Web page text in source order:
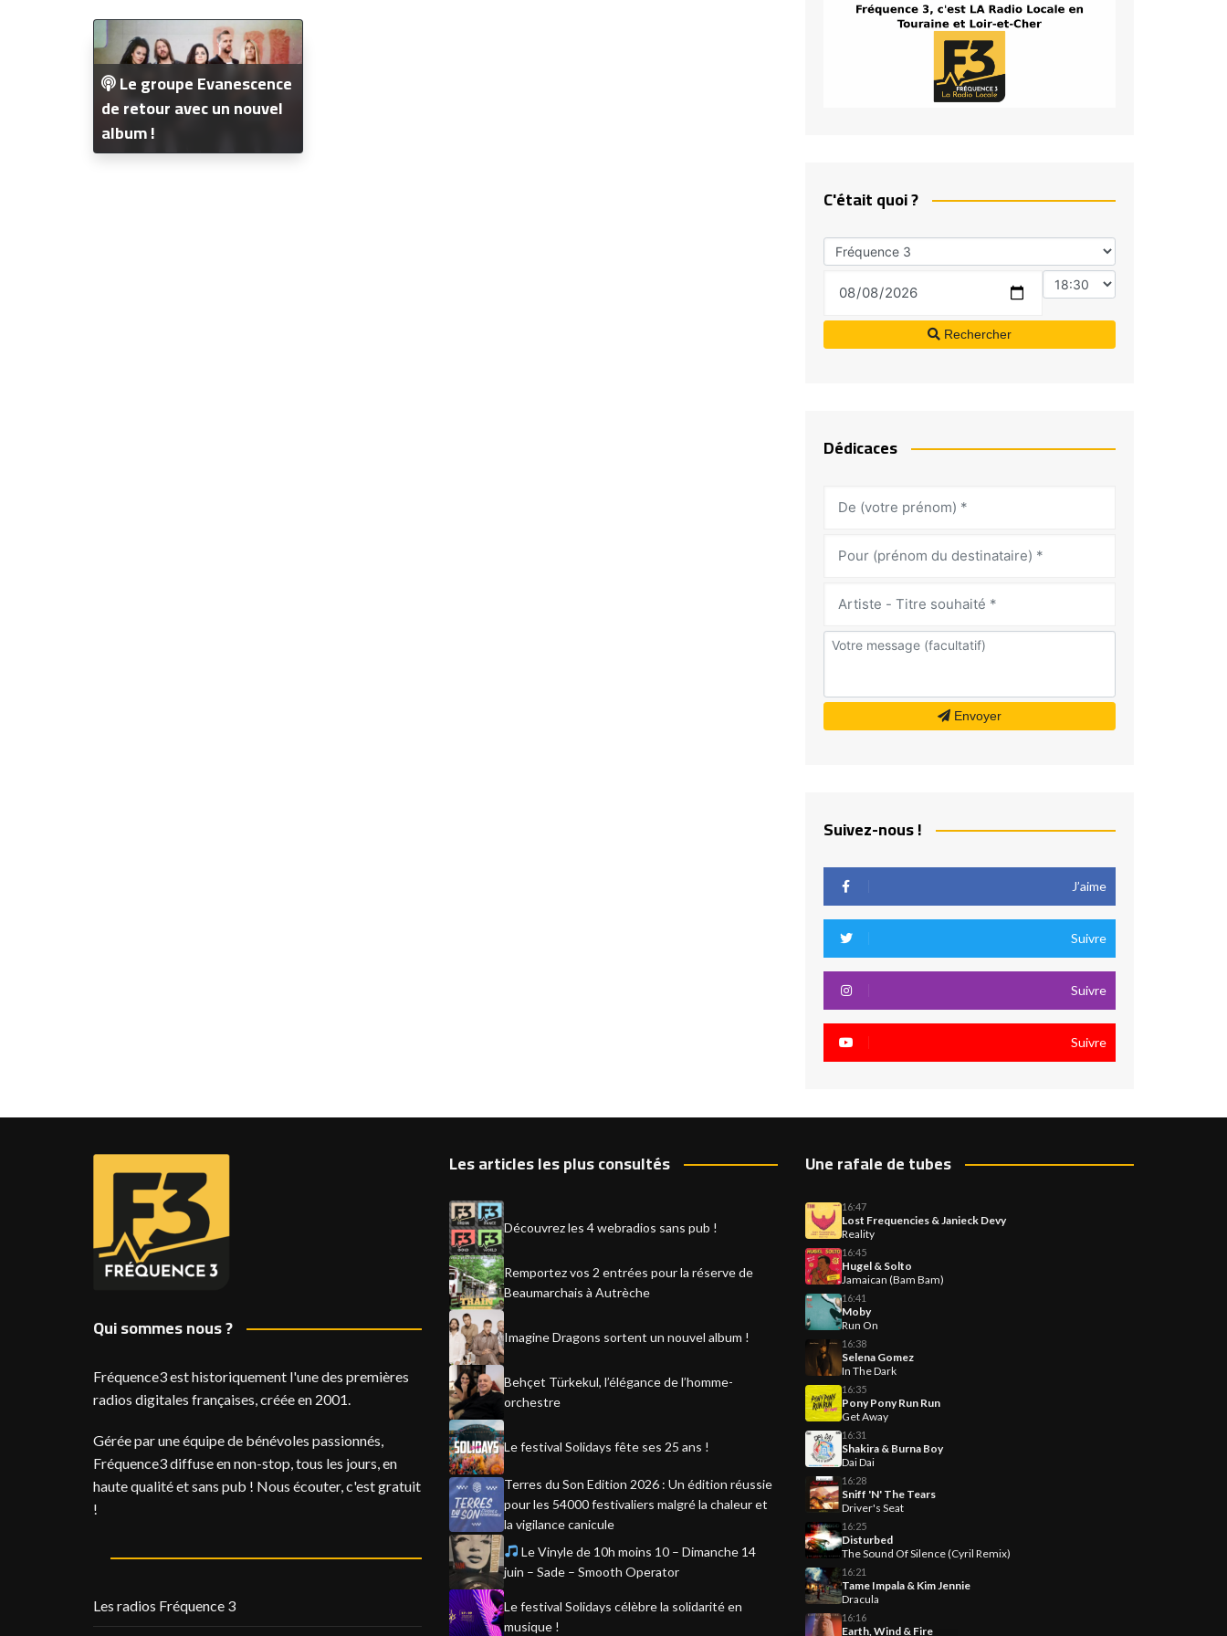
Le groupe Evanescence
de retour avec un nouvel
album !
C'était quoi ?
Rechercher
Dédicaces
Envoyer
Suivez-nous !
J’aime
Suivre
Suivre
Suivre
Qui sommes nous ?
Fréquence3 est historiquement l'une des premières
radios digitales françaises, créée en 2001.
Gérée par une équipe de bénévoles passionnés,
Fréquence3 diffuse en non-stop, tous les jours, en
haute qualité et sans pub ! Nous écouter, c'est gratuit
!
Les radios Fréquence 3
Les articles les plus consultés
Découvrez les 4 webradios sans pub !
Remportez vos 2 entrées pour la réserve de
Beaumarchais à Autrèche
Imagine Dragons sortent un nouvel album !
Behçet Türkekul, l’élégance de l’homme-
orchestre
Le festival Solidays fête ses 25 ans !
Terres du Son Edition 2026 : Un édition réussie
pour les 54000 festivaliers malgré la chaleur et
la vigilance canicule
Le Vinyle de 10h moins 10 – Dimanche 14
juin – Sade – Smooth Operator
Le festival Solidays célèbre la solidarité en
musique !
Une rafale de tubes
16:47
Lost Frequencies & Janieck Devy
Reality
16:45
Hugel & Solto
Jamaican (Bam Bam)
16:41
Moby
Run On
16:38
Selena Gomez
In The Dark
16:35
Pony Pony Run Run
Get Away
16:31
Shakira & Burna Boy
Dai Dai
16:28
Sniff 'N' The Tears
Driver's Seat
16:25
Disturbed
The Sound Of Silence (Cyril Remix)
16:21
Tame Impala & Kim Jennie
Dracula
16:16
Earth, Wind & Fire